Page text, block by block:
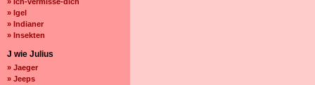
» Igel
» Indianer
» Insekten
J wie Julius
» Jaeger
» Jeeps